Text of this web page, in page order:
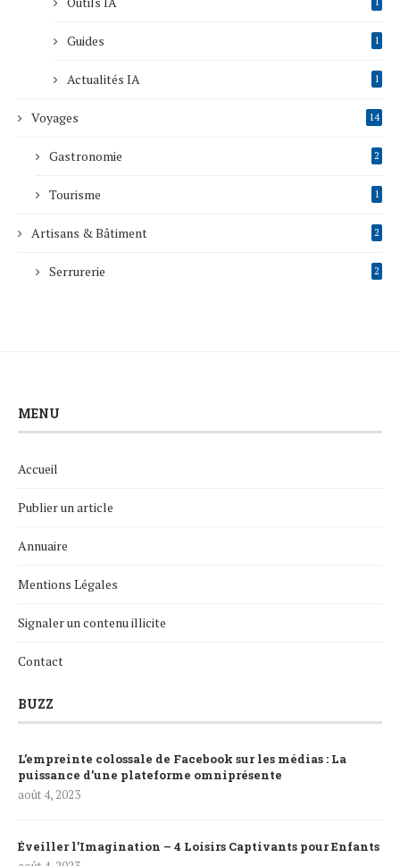
Guides 1
Actualités IA 1
Voyages 14
Gastronomie 2
Tourisme 1
Artisans & Bâtiment 2
Serrurerie 2
MENU
Accueil
Publier un article
Annuaire
Mentions Légales
Signaler un contenu illicite
Contact
BUZZ
L’empreinte colossale de Facebook sur les médias : La
puissance d’une plateforme omniprésente
août 4, 2023
Éveiller l’Imagination – 4 Loisirs Captivants pour Enfants